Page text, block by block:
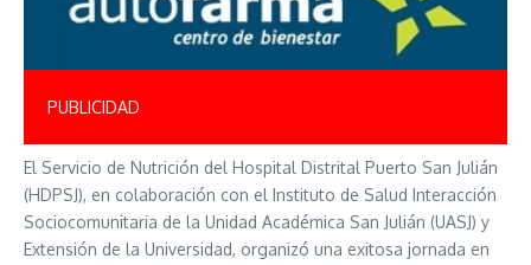
PUBLICIDAD
El Servicio de Nutrición del Hospital Distrital Puerto San Julián
(HDPSJ), en colaboración con el Instituto de Salud Interacción
Sociocomunitaria de la Unidad Académica San Julián (UASJ) y
Extensión de la Universidad, organizó una exitosa jornada en